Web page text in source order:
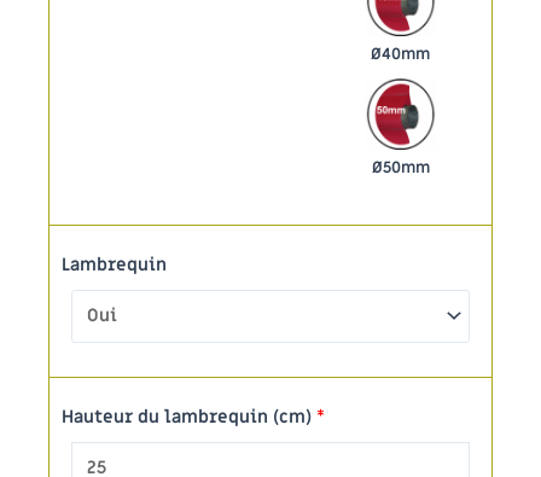
Ø40mm
Ø50mm
Lambrequin
Hauteur du lambrequin (cm) *